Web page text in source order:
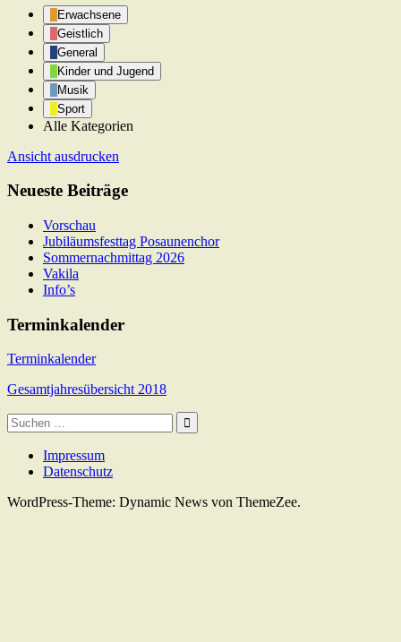
Erwachsene
Geistlich
General
Kinder und Jugend
Musik
Sport
Alle Kategorien
Ansicht ausdrucken
Neueste Beiträge
Vorschau
Jubiläumsfesttag Posaunenchor
Sommernachmittag 2026
Vakila
Info’s
Terminkalender
Terminkalender
Gesamtjahresübersicht 2018
Suche
nach:
Impressum
Datenschutz
WordPress-Theme: Dynamic News von ThemeZee.